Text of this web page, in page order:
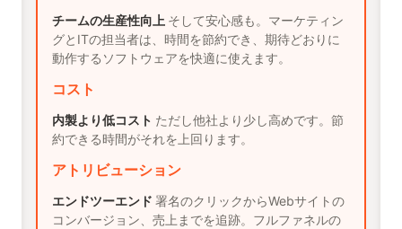
チームの生産性向上 そして安心感も。マーケティン
グとITの担当者は、時間を節約でき、期待どおりに
動作するソフトウェアを快適に使えます。
コスト
内製より低コスト ただし他社より少し高めです。節
約できる時間がそれを上回ります。
アトリビューション
エンドツーエンド 署名のクリックからWebサイトの
コンバージョン、売上までを追跡。フルファネルの